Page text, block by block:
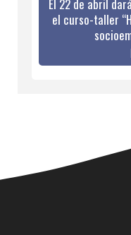
El 22 de abril
el curso-taller